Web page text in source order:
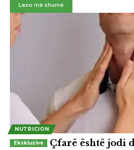
Lexo më shumë
NUTRICION
Çfarë është jodi